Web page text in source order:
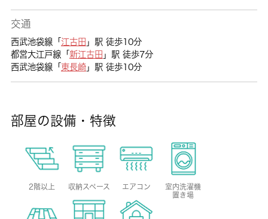
交通
西武池袋線「 江古田 」駅 徒歩10分
都営大江戸線「 新江古田 」駅 徒歩7分
西武池袋線「 東長崎」駅 徒歩10分
部屋の設備・特徴
2階以上 収納スペース エアコン
室内洗濯機
置き場